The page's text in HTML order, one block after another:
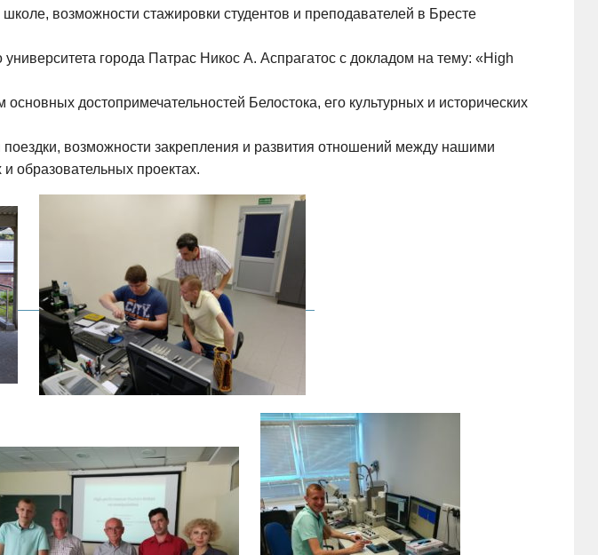
возможности стажировки студентов и преподавателей в Бресте
города Патрас Никос А. Аспрагатос с докладом на тему: «High
достопримечательностей Белостока, его культурных и исторических
возможности закрепления и развития отношений между нашими
образовательных проектах.